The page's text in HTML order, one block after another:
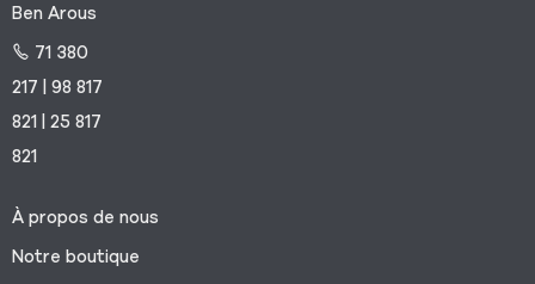
Ben Arous
71 380
217 | 98 817
821 | 25 817
821
À propos de nous
Notre boutique